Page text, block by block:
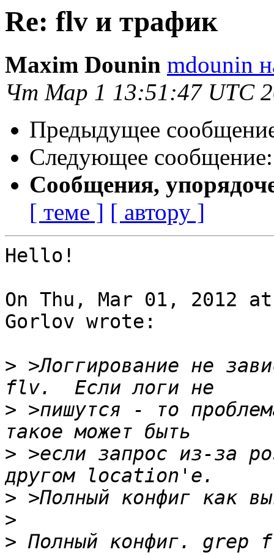
Re: flv и трафик
Maxim Dounin mdounin
Чт Мар 1 13:51:47 UTC
Предыдущее
Следующее
Сообщения,
[ теме ] [ автору ]
Hello!
On Thu, Mar 01, 2012
Gorlov wrote:
> >Логгирование не
> >пишутся - то
> >если запрос из-за
>
>
> Полный конфиг. grep